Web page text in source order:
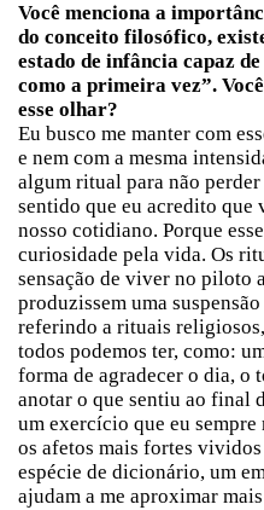
Você menciona a
do conceito filosófico,
estado de infância capaz
como a primeira vez”.
esse olhar?
Eu busco me manter com
e nem com a mesma
algum ritual para não perder
sentido que eu acredito
nosso cotidiano. Porque
curiosidade pela vida. Os
sensação de viver no piloto
produzissem uma
referindo a rituais
todos podemos ter, como:
forma de agradecer o dia, o
anotar o que sentiu ao final
um exercício que eu sempre
os afetos mais fortes
espécie de dicionário, um
ajudam a me aproximar